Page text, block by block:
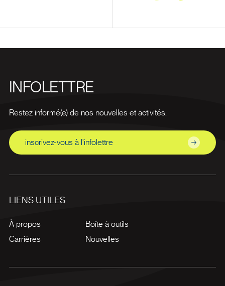
INFOLETTRE
Restez informé(e) de nos nouvelles et activités.
inscrivez-vous à l'infolettre
LIENS UTILES
À propos
Carrières
Boîte à outils
Nouvelles